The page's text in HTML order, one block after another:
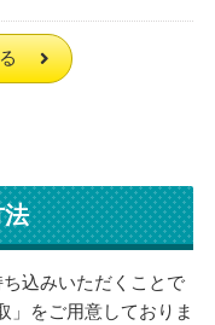
法
込みいただくことで
」をご用意しておりま